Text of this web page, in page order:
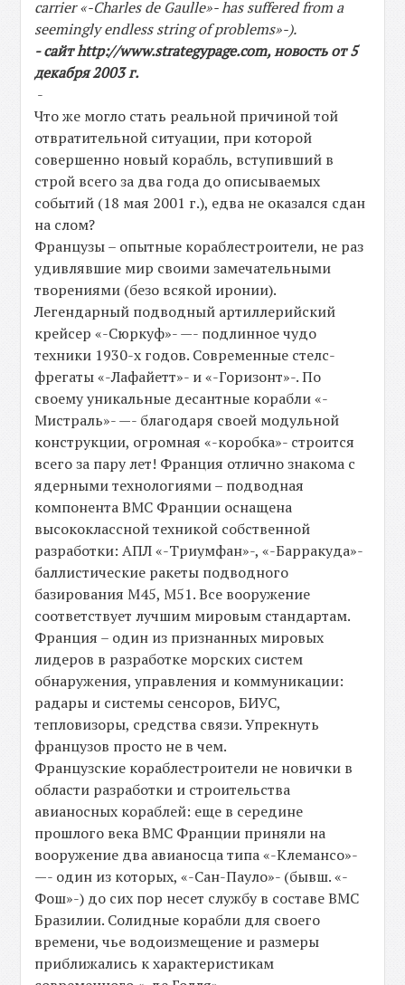
carrier «-Charles de Gaulle»- has suffered from a
seemingly endless string of problems»-).
- сайт http://www.strategypage.com, новость от 5
декабря 2003 г.
-
Что же могло стать реальной причиной той
отвратительной ситуации, при которой
совершенно новый корабль, вступивший в
строй всего за два года до описываемых
событий (18 мая 2001 г.), едва не оказался сдан
на слом?
Французы – опытные кораблестроители, не раз
удивлявшие мир своими замечательными
творениями (безо всякой иронии).
Легендарный подводный артиллерийский
крейсер «-Сюркуф»- —- подлинное чудо
техники 1930-х годов. Современные стелс-
фрегаты «-Лафайетт»- и «-Горизонт»-. По
своему уникальные десантные корабли «-
Мистраль»- —- благодаря своей модульной
конструкции, огромная «-коробка»- строится
всего за пару лет! Франция отлично знакома с
ядерными технологиями – подводная
компонента ВМС Франции оснащена
высококлассной техникой собственной
разработки: АПЛ «-Триумфан»-, «-Барракуда»-
баллистические ракеты подводного
базирования M45, M51. Все вооружение
соответствует лучшим мировым стандартам.
Франция – один из признанных мировых
лидеров в разработке морских систем
обнаружения, управления и коммуникации:
радары и системы сенсоров, БИУС,
тепловизоры, средства связи. Упрекнуть
французов просто не в чем.
Французские кораблестроители не новички в
области разработки и строительства
авианосных кораблей: еще в середине
прошлого века ВМС Франции приняли на
вооружение два авианосца типа «-Клемансо»-
—- один из которых, «-Сан-Пауло»- (бывш. «-
Фош»-) до сих пор несет службу в составе ВМС
Бразилии. Солидные корабли для своего
времени, чье водоизмещение и размеры
приближались к характеристикам